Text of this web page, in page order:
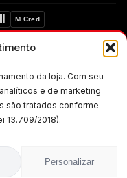
da loja. Com seu
e de marketing
são tratados conforme
13.709/2018).
Personalizar
M.Cred
Todos os direitos
de pagamento, frete e
compras realizadas via